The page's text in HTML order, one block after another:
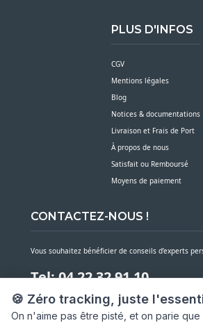
🍪 Zéro tracking, juste
On n'aime pas être pisté, et on parie que
PLUS D'INFOS
CGV
Mentions légales
Blog
Notices & documentations
Livraison et Frais de Port
À propos de nous
Satisfait ou Remboursé
Moyens de paiement
CONTACTEZ-NOUS !
Vous souhaitez bénéficier de conseils d’experts
Tel: 04 22 32 91 10
Notre service client est à votre écoute du lundi au